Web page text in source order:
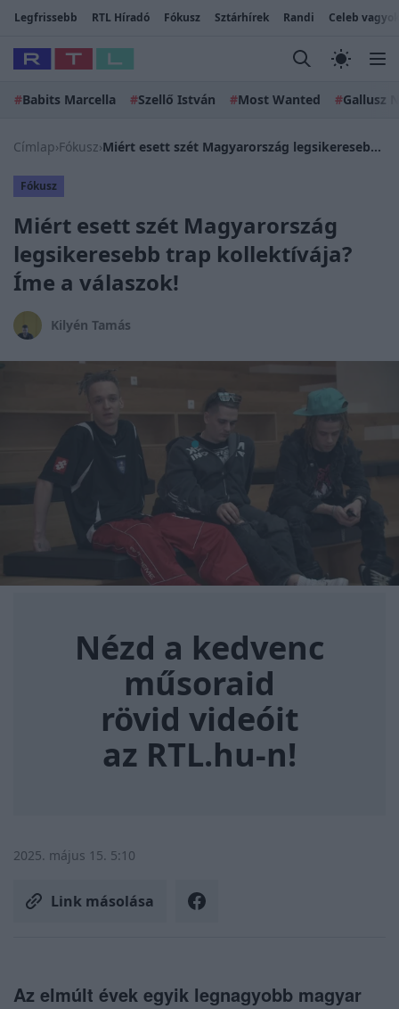
Legfrissebb RTL Híradó Fókusz Sztárhírek Randi Celeb
#Babits Marcella #Szellő István #Most Wanted #Gallusz
Címlap›Fókusz› Miért esett szét Magyarország legsikeresebb trap kollektívája? Íme a válaszok!
Fókusz
Miért esett szét Magyarország
legsikeresebb trap kollektívája?
Íme a válaszok!
Kilyén Tamás
Nézd a kedvenc
műsoraid
rövid videóit
az RTL.hu-n!
2025. május 15. 5:10
Link másolása
Az elmúlt évek egyik legnagyobb magyar